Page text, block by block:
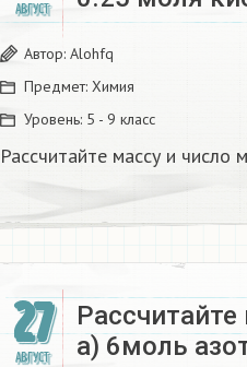
АВГУСТ
Автор: Alohfq
Предмет: Химия
Уровень: 5 - 9 класс
Рассчитайте массу и число
27
АВГУСТ
а) 6моль